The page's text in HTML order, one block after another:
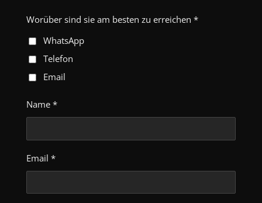
Worüber sind sie am besten zu erreichen *
WhatsApp
Telefon
Email
Name *
Email *